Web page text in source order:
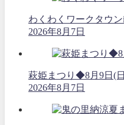
わくわくワークタウ
2026年8月7日
萩姫まつり◆8月9日(
2026年8月7日